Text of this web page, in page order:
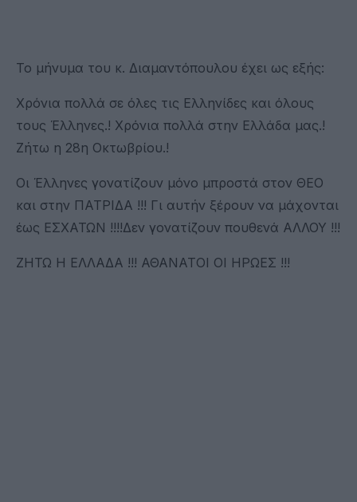
Το μήνυμα του κ. Διαμαντόπουλου έχει ως εξής:
Χρόνια πολλά σε όλες τις Ελληνίδες και όλους
τους Έλληνες.! Χρόνια πολλά στην Ελλάδα μας.!
Ζήτω η 28η Οκτωβρίου.!
Οι Έλληνες γονατίζουν μόνο μπροστά στον ΘΕΟ
και στην ΠΑΤΡΙΔΑ !!! Γι αυτήν ξέρουν να μάχονται
έως ΕΣΧΑΤΩΝ !!!!Δεν γονατίζουν πουθενά ΑΛΛΟΥ !!!
ΖΗΤΩ Η ΕΛΛΑΔΑ !!! ΑΘΑΝΑΤΟΙ ΟΙ ΗΡΩΕΣ !!!